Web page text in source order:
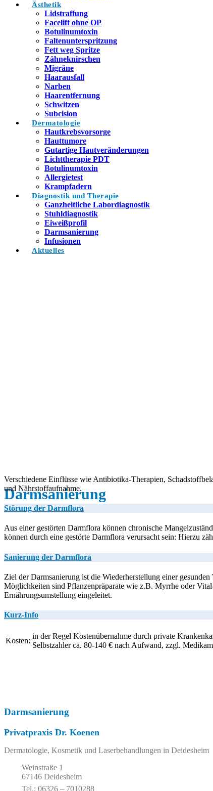
Ästhetik
Lidstraffung
Facelift ohne OP
Botulinumtoxin
Faltenunterspritzung
Fett weg Spritze
Zähneknirschen
Migräne
Haarausfall
Narben
Haarentfernung
Schwitzen
Subcision
Dermatologie
Hautkrebsvorsorge
Hauttumore
Gutartige Hautveränderungen
Lichttherapie PDT
Botulinumtoxin
Allergietest
Krampfadern
Diagnostik und Therapie
Ganzheitliche Labordiagnostik
Stuhldiagnostik
Eiweißprofil
Darmsanierung
Infusionen
Aktuelles
Darmsanierung
Verschiedene Einflüsse wie Antibiotika-Therapien,
und Nährstoffaufnahme.
Störung der Darmflora
Aus einer gestörten Darmflora können chronische
können durch eine gestörte Darmflora verursacht sein: Hierzu
Sanierung der Darmflora
Ziel der Darmsanierung ist die Wiederherstellung einer
Möglichkeiten sind Pflanzenpräparate wie z.B. Myrrhe oder
Ernährungsumstellung eingeleitet.
Kurz-Info
Kosten:
in der Regel Kostenübernahme durch private
Selbstzahler ca. 80-140 € nach Aufwand, zzgl.
Darmsanierung
Privatpraxis Dr. Koenen
Dermatologie, Kosmetik und Laserbehandlungen in Deidesheim
Weinstraße 1
67146 Deidesheim
Tel.: 06326 – 7010288